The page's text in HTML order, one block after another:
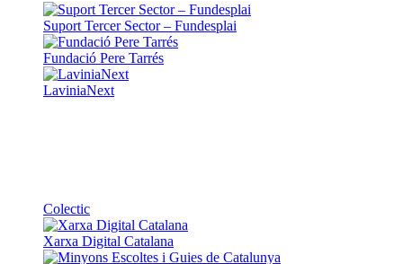
Suport Tercer Sector – Fundesplai
Fundació Pere Tarrés
LaviniaNext
Colectic
Xarxa Digital Catalana